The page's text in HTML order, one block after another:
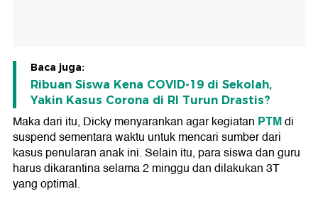
Baca juga:
Ribuan Siswa Kena COVID-19 di Sekolah,
Yakin Kasus Corona di RI Turun Drastis?
Maka dari itu, Dicky menyarankan agar kegiatan PTMdi
suspend sementara waktu untuk mencari sumber dari
kasus penularan anak ini. Selain itu, para siswa dan guru
harus dikarantina selama 2 minggu dan dilakukan 3T
yang optimal.